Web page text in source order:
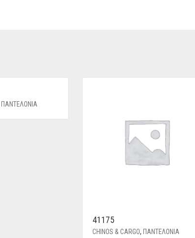
ΠΑΝΤΕΛΟΝΙΑ
41175
CHINOS & CARGO, ΠΑΝΤΕΛΟΝΙΑ